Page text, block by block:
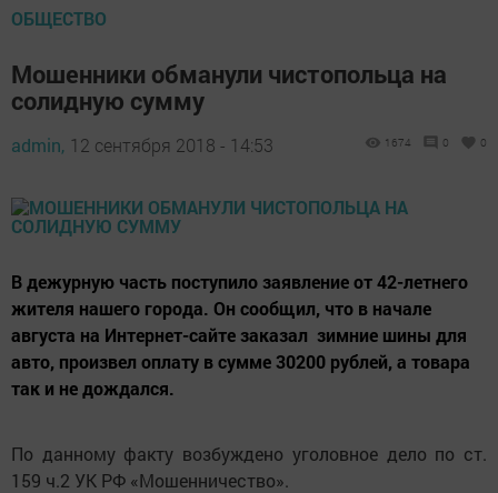
ОБЩЕСТВО
Мошенники обманули чистопольца на
солидную сумму
admin, 12 сентября 2018 - 14:53 1674 0 0
В дежурную часть поступило заявление от 42-летнего
жителя нашего города. Он сообщил, что в начале
августа на Интернет-сайте заказал зимние шины для
авто, произвел оплату в сумме 30200 рублей, а товара
так и не дождался.
По данному факту возбуждено уголовное дело по ст.
159 ч.2 УК РФ «Мошенничество».